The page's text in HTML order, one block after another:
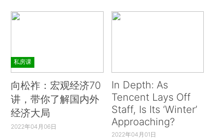
私房课
向松祚：宏观经济70
讲，带你了解国内外
经济大局
2022年04月06日
In Depth: As
Tencent Lays Off
Staff, Is Its ‘Winter’
Approaching?
2022年04月01日